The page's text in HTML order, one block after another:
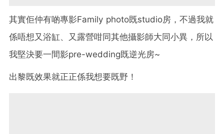
其實佢仲有啲專影Family photo既studio房，不過我就
係唔想又浴缸、又露營咁同其他攝影師大同小異，所以
我堅決要一間影pre-wedding既逆光房~
出黎既效果就正正係我想要既野！